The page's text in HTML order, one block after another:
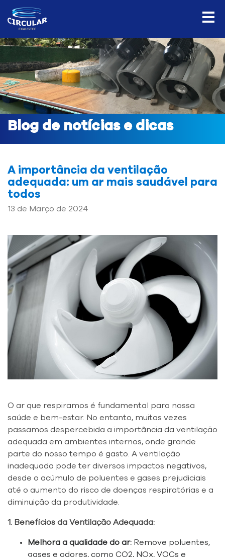
Blog de notícias e dicas
A importância da ventilação
adequada: um ar mais saudável para
todos
13 de Março de 2024
O ar que respiramos é fundamental para nossa
saúde e bem-estar. No entanto, muitas vezes
passamos despercebida a importância da ventilação
adequada em ambientes internos, onde grande
parte do nosso tempo é gasto. A ventilação
inadequada pode ter diversos impactos negativos,
desde o acúmulo de poluentes e gases prejudiciais
até o aumento do risco de doenças respiratórias e a
diminuição da produtividade.
1. Benefícios da Ventilação Adequada:
Melhora a qualidade do ar: Remove poluentes,
gases e odores, como CO2, NOx, VOCs e